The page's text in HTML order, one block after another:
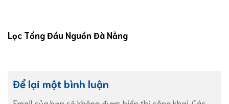
Lọc Tổng Đầu Nguồn Đà Nẵng
Để lại một bình luận